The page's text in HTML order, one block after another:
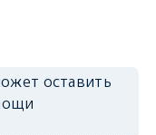
оставить